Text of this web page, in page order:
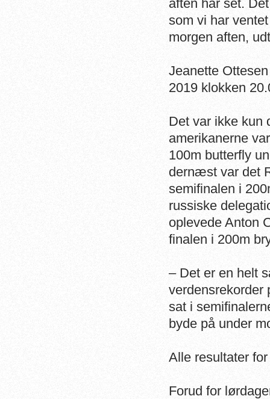
aften har set.
som vi har
morgen aften,
Jeanette
2019 klokken
Det var ikke kun
amerikanerne
100m butterfly
dernæst var det
semifinalen i
russiske
oplevede Anton
finalen i 200m
– Det er en helt
verdensrekorder
sat i
byde på under
Alle resultater
Forud for